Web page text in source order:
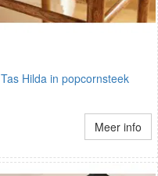
Tas Hilda in popcornsteek
Meer info